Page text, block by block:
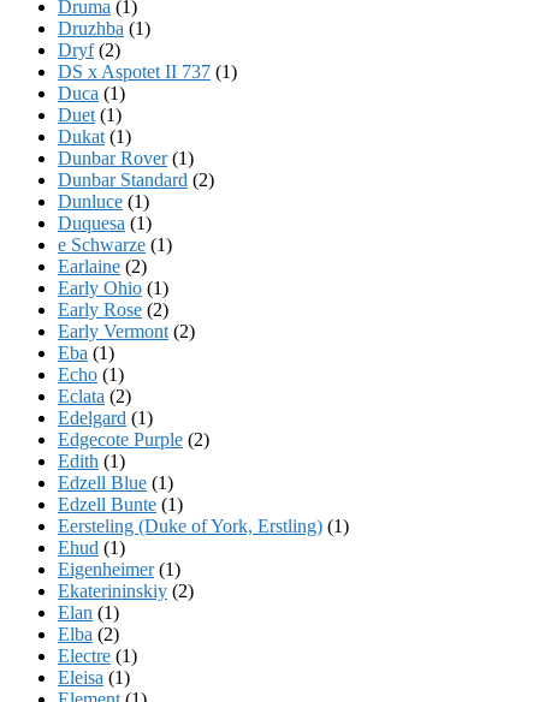
Druma (1)
Druzhba (1)
Dryf(2)
DS x Aspotet II 737 (1)
Duca (1)
Duet (1)
Dukat (1)
Dunbar Rover(1)
Dunbar Standard (2)
Dunluce (1)
Duquesa (1)
e Schwarze (1)
Earlaine (2)
Early Ohio (1)
Early Rose (2)
Early Vermont (2)
Eba (1)
Echo (1)
Eclata (2)
Edelgard (1)
Edgecote Purple (2)
Edith (1)
Edzell Blue (1)
Edzell Bunte (1)
Eersteling (Duke of York, Erstling) (1)
Ehud (1)
Eigenheimer(1)
Ekaterininskiy (2)
Elan (1)
Elba (2)
Electre (1)
Eleisa (1)